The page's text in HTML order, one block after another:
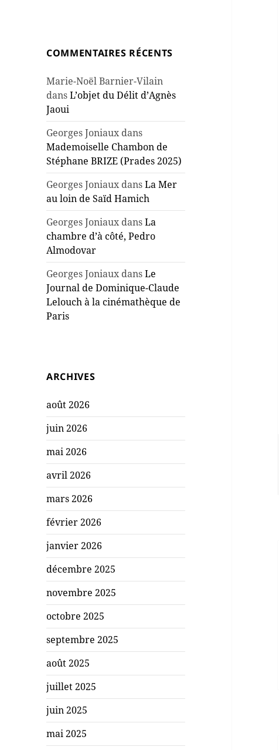
COMMENTAIRES RÉCENTS
Marie-Noël Barnier-Vilain
dansL’objet du Délit d’Agnès
Jaoui
Georges Joniaux dans
Mademoiselle Chambon de
Stéphane BRIZE (Prades 2025)
Georges Joniaux dansLa Mer
au loin de Saïd Hamich
Georges Joniaux dansLa
chambre d’à côté, Pedro
Almodovar
Georges Joniaux dansLe
Journal de Dominique-Claude
Lelouch à la cinémathèque de
Paris
ARCHIVES
août 2026
juin 2026
mai 2026
avril 2026
mars 2026
février 2026
janvier 2026
décembre 2025
novembre 2025
octobre 2025
septembre 2025
août 2025
juillet 2025
juin 2025
mai 2025